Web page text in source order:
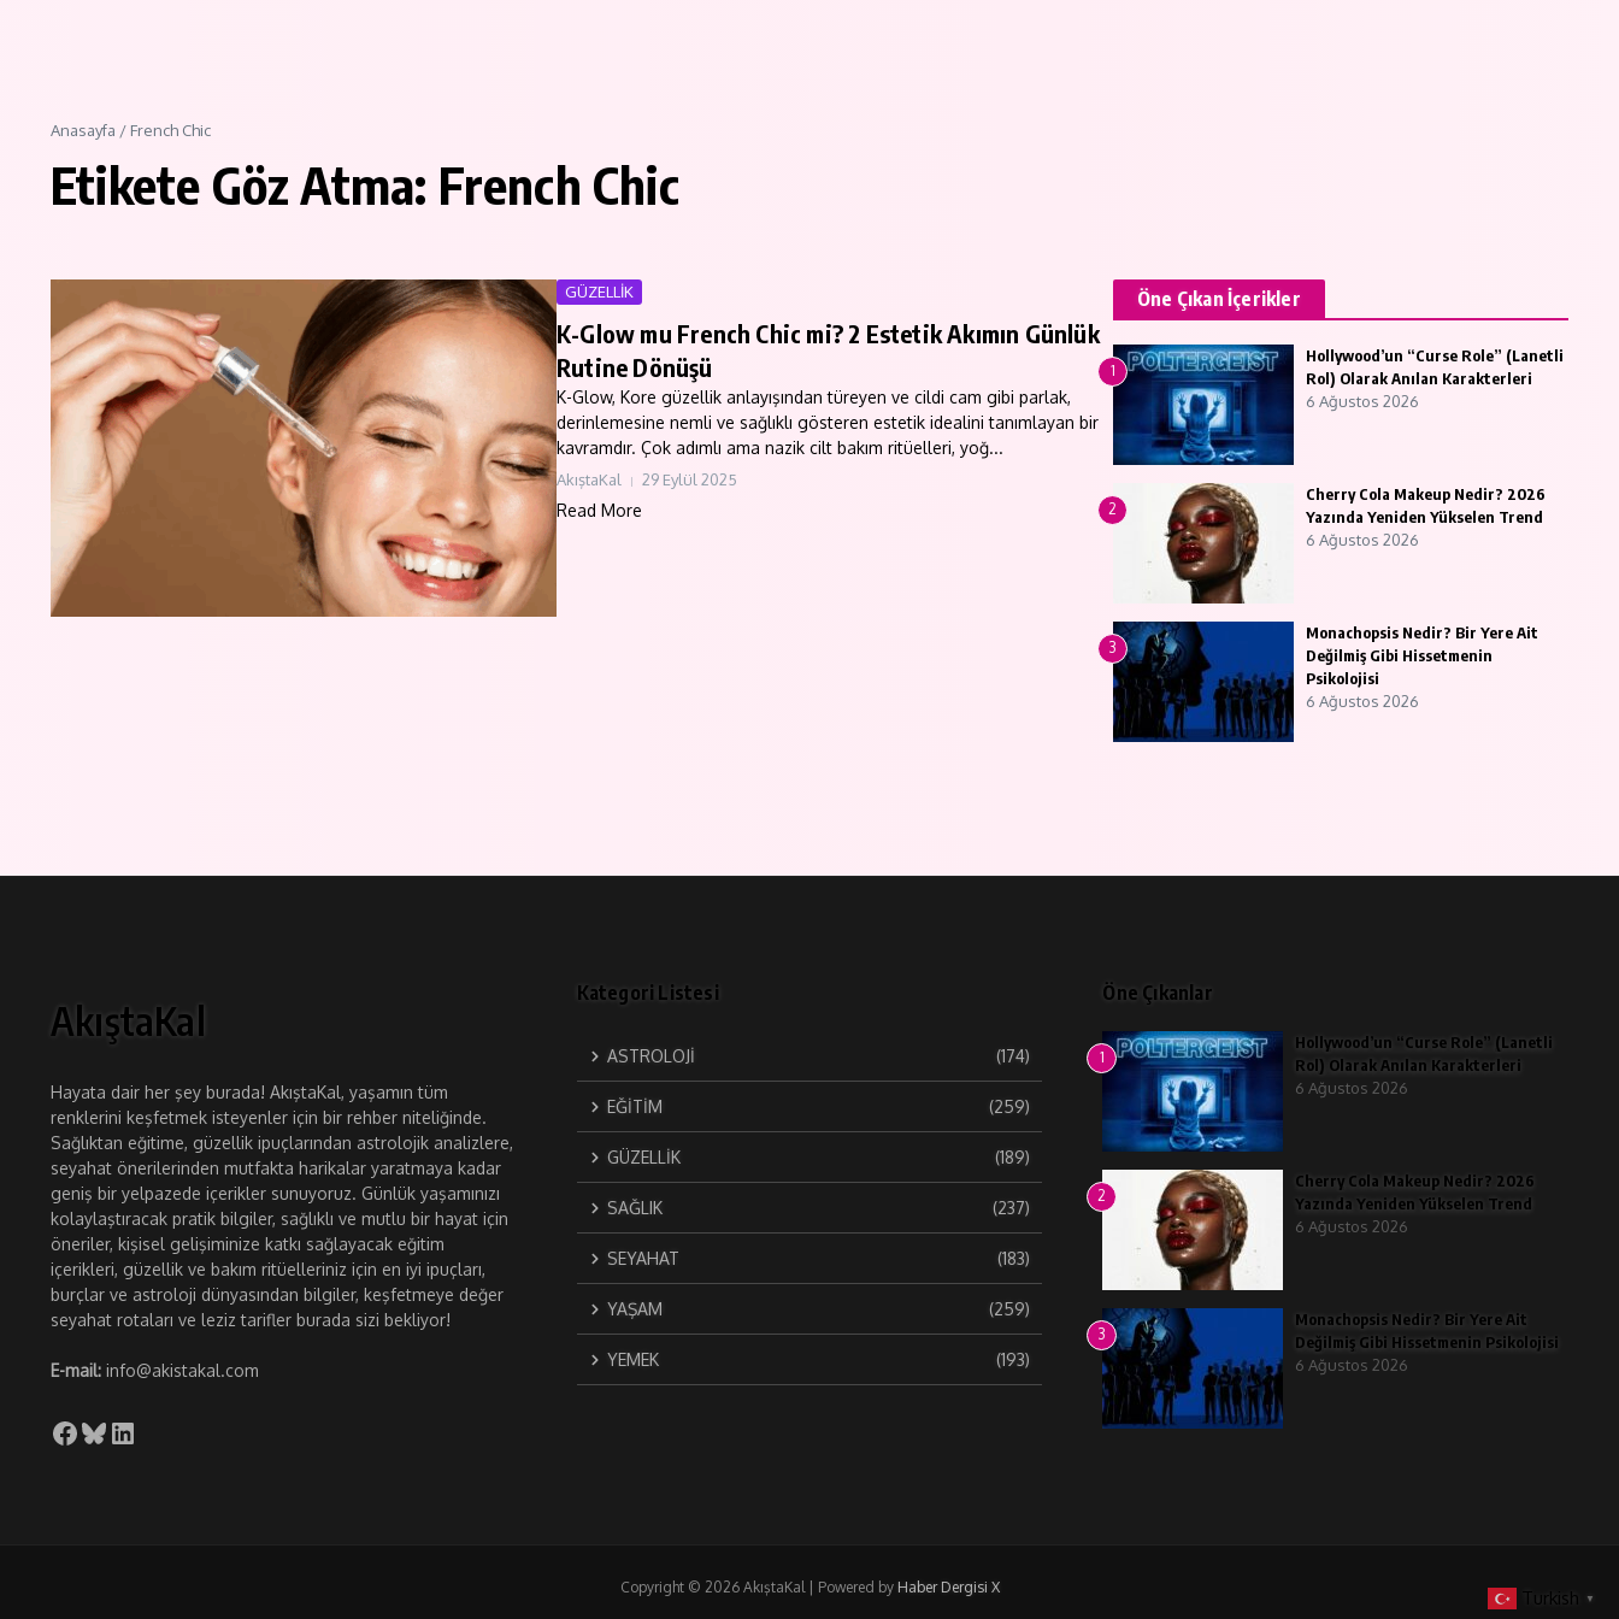
Anasayfa / French Chic
Etikete Göz Atma: French Chic
GÜZELLİK
K-Glow mu French Chic mi? 2 Estetik Akımın Günlük
Rutine Dönüşü
K-Glow, Kore güzellik anlayışından türeyen ve cildi cam gibi parlak,
derinlemesine nemli ve sağlıklı gösteren estetik idealini tanımlayan bir
kavramdır. Çok adımlı ama nazik cilt bakım ritüelleri, yoğ...
AkıştaKal 29 Eylül 2025
Read More
Öne Çıkan İçerikler
1
Hollywood’un “Curse Role” (Lanetli
Rol) Olarak Anılan Karakterleri
6 Ağustos 2026
2
Cherry Cola Makeup Nedir? 2026
Yazında Yeniden Yükselen Trend
6 Ağustos 2026
3
Monachopsis Nedir? Bir Yere Ait
Değilmiş Gibi Hissetmenin
Psikolojisi
6 Ağustos 2026
AkıştaKal
Hayata dair her şey burada! AkıştaKal, yaşamın tüm
renklerini keşfetmek isteyenler için bir rehber niteliğinde.
Sağlıktan eğitime, güzellik ipuçlarından astrolojik analizlere,
seyahat önerilerinden mutfakta harikalar yaratmaya kadar
geniş bir yelpazede içerikler sunuyoruz. Günlük yaşamınızı
kolaylaştıracak pratik bilgiler, sağlıklı ve mutlu bir hayat için
öneriler, kişisel gelişiminize katkı sağlayacak eğitim
içerikleri, güzellik ve bakım ritüelleriniz için en iyi ipuçları,
burçlar ve astroloji dünyasından bilgiler, keşfetmeye değer
seyahat rotaları ve leziz tarifler burada sizi bekliyor!
E-mail: info@akistakal.com
Facebook
Bluesky
LinkedIn
Kategori Listesi
ASTROLOJİ (174)
EĞİTİM (259)
GÜZELLİK (189)
SAĞLIK (237)
SEYAHAT (183)
YAŞAM (259)
YEMEK (193)
Öne Çıkanlar
1
Hollywood’un “Curse Role” (Lanetli
Rol) Olarak Anılan Karakterleri
6 Ağustos 2026
2
Cherry Cola Makeup Nedir? 2026
Yazında Yeniden Yükselen Trend
6 Ağustos 2026
3
Monachopsis Nedir? Bir Yere Ait
Değilmiş Gibi Hissetmenin Psikolojisi
6 Ağustos 2026
Copyright © 2026 AkıştaKal | Powered by Haber Dergisi X Turkish ▼